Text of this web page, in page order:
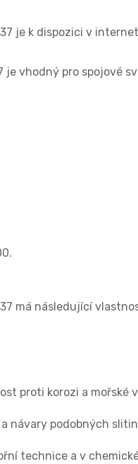
je k dispozici v
je vhodný pro spojové
má následující
proti korozi a mořské
návary podobných
technice a v